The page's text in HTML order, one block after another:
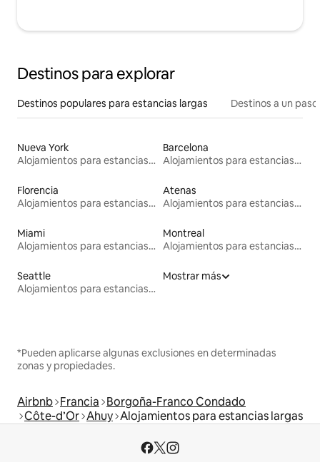
Destinos para explorar
Destinos populares para estancias largas Destinos a un
Nueva York
Alojamientos para estancias largas
Barcelona
Alojamientos para estancias largas
Florencia
Alojamientos para estancias largas
Atenas
Alojamientos para estancias largas
Miami
Alojamientos para estancias largas
Montreal
Alojamientos para estancias largas
Seattle
Alojamientos para estancias largas
Mostrar más
*Pueden aplicarse algunas exclusiones en determinadas
zonas y propiedades.
Airbnb Francia Borgoña-Franco Condado
Côte-d’Or Ahuy Alojamientos para estancias largas